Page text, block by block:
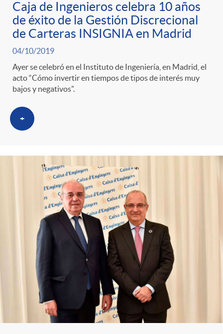
Caja de Ingenieros celebra 10 años
de éxito de la Gestión Discrecional
de Carteras INSIGNIA en Madrid
04/10/2019
Ayer se celebró en el Instituto de Ingeniería, en Madrid, el
acto “Cómo invertir en tiempos de tipos de interés muy
bajos y negativos”.
+